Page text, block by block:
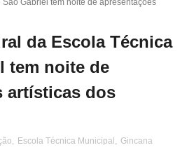
Gabriel tem noite de apresentações
da Escola Técnica
tem noite de
artísticas dos
, Escola Técnica Municipal , Gincana